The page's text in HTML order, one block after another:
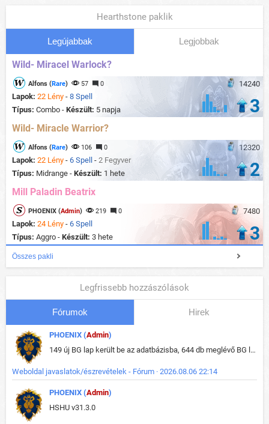
Hearthstone paklik
Legújabbak Legjobbak
Wild- Miracel Warlock?
14240
Alfons (Rare) 57 0
Lapok: 22 Lény - 8 Spell
Típus: Combo - Készült: 5 napja 3
Wild- Miracle Warrior?
12320
Alfons (Rare) 106 0
Lapok: 22 Lény - 6 Spell - 2 Fegyver
Típus: Midrange - Készült: 1 hete 2
Mill Paladin Beatrix
7480
PHOENIX (Admin) 219 0
Lapok: 24 Lény - 6 Spell
Típus: Aggro - Készült: 3 hete 3
Összes pakli
Legfrissebb hozzászólások
Fórumok Hirek
PHOENIX (Admin)
149 új BG lap került be az adatbázisba, 644 db meglévő BG lap módosult, bekerültek az új képek a megváltozott lapokhoz is.
Weboldal javaslatok/észrevételek - Fórum · 2026.08.06 22:14
PHOENIX (Admin)
HSHU v31.3.0